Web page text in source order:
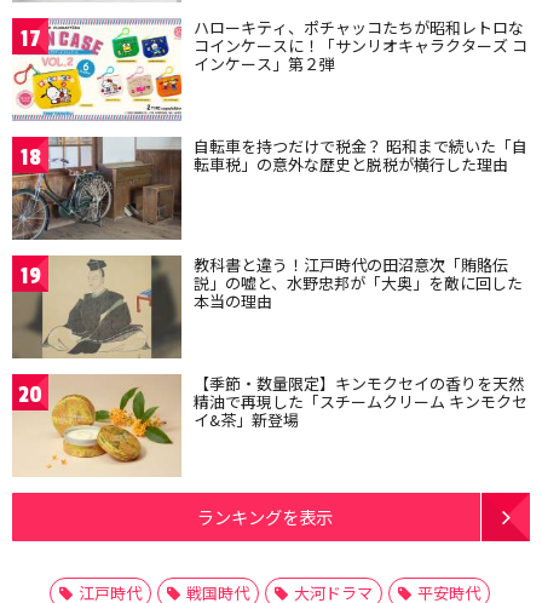
17 ハローキティ、ポチャッコたちが昭和レトロな
コインケースに！「サンリオキャラクターズ コ
インケース」第２弾
18 自転車を持つだけで税金？ 昭和まで続いた「自
転車税」の意外な歴史と脱税が横行した理由
19 教科書と違う！江戸時代の田沼意次「賄賂伝
説」の嘘と、水野忠邦が「大奥」を敵に回した
本当の理由
20 【季節・数量限定】キンモクセイの香りを天然
精油で再現した「スチームクリーム キンモクセ
イ&茶」新登場
ランキングを表示
江戸時代 戦国時代 大河ドラマ
平安時代